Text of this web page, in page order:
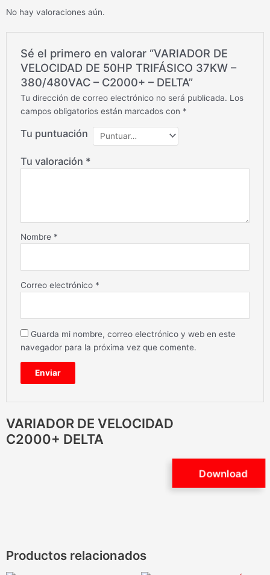
No hay valoraciones aún.
Sé el primero en valorar “VARIADOR DE
VELOCIDAD DE 50HP TRIFÁSICO 37KW –
380/480VAC – C2000+ – DELTA”
Tu dirección de correo electrónico no será publicada. Los
campos obligatorios están marcados con *
Tu puntuación
Tu valoración *
Nombre *
Correo electrónico *
Guarda mi nombre, correo electrónico y web en este
navegador para la próxima vez que comente.
VARIADOR DE VELOCIDAD
C2000+ DELTA
Download
Productos relacionados